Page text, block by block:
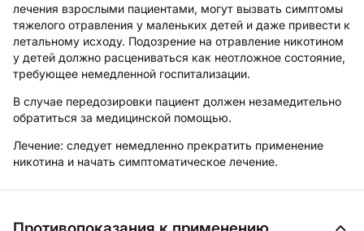
лечения взрослыми пациентами, могут вызвать симптомы
тяжелого отравления у маленьких детей и даже привести к
летальному исходу. Подозрение на отравление никотином
у детей должно расцениваться как неотложное состояние,
требующее немедленной госпитализации.
В случае передозировки пациент должен незамедительно
обратиться за медицинской помощью.
Лечение: следует немедленно прекратить применение
никотина и начать симптоматическое лечение.